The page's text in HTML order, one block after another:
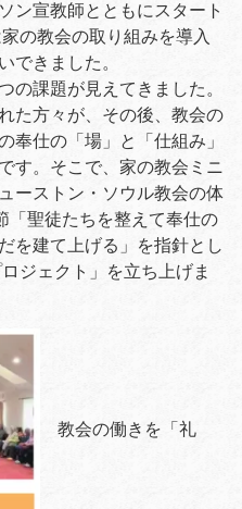
ン宣教師とともにスタート
の教会の取り組みを導入
できました。
の課題が見えてきました。
た方々が、その後、教会の
奉仕の「場」と「仕組み」
す。そこで、家の教会ミニ
ーストン・ソウル教会の体
「聖徒たちを整えて奉仕の
を建て上げる」を指針とし
ジェクト」を立ち上げま
教会の働きを「礼